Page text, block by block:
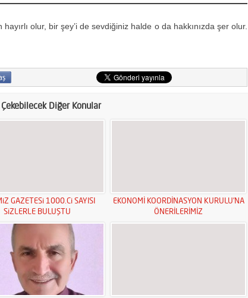
olur, bir şey’i de sevdiğiniz halde o da hakkınızda şer olur.
Diğer Konular
GAZETESi 1000.Ci SAYISI
SiZLERLE BULUŞTU
EKONOMİ KOORDİNASYON KURULU’NA
ÖNERİLERİMİZ